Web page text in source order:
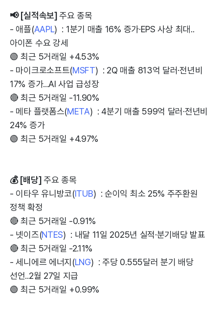
📢 [실적속보]주요 종목
- 애플(AAPL) : 1분기 매출 16% 증가·EPS 사상 최대..
아이폰 수요 강세
🟢 최근 5거래일 +4.53%
- 마이크로소프트(MSFT) : 2Q 매출 813억 달러·전년비
17% 증가...AI 사업 급성장
🔴 최근 5거래일 -11.90%
- 메타 플랫폼스(META) : 4분기 매출 599억 달러·전년비
24% 증가
🟢 최근 5거래일 +4.97%
💰 [배당] 주요 종목
- 이타우 유니방코(ITUB) : 순이익 최소 25% 주주환원
정책 확정
🔴 최근 5거래일 -0.91%
- 넷이즈(NTES) : 내달 11일 2025년 실적·분기배당 발표
🔴 최근 5거래일 -2.11%
- 세니에르 에너지(LNG) : 주당 0.555달러 분기 배당
선언..2월 27일 지급
🟢 최근 5거래일 +0.99%